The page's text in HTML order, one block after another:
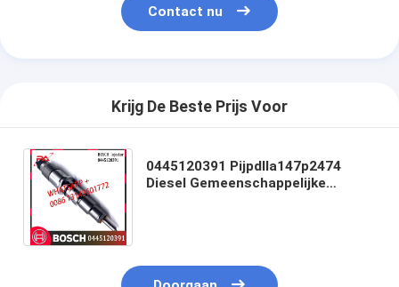
Contact nu
Krijg De Beste Prijs Voor
0445120391 Pijpdlla147p2474
Diesel Gemeenschappelijke